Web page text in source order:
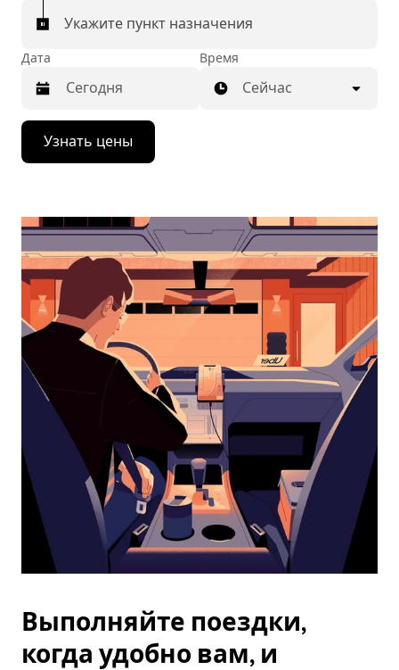
Укажите пункт назначения
Дата
Нажмите
стрелку
вниз,
календарю
выбрать
дату.
Чтобы
закрыть
календарь,
нажмите
Esc.
Время
Сейчас
Узнать цены
Выполняйте поездки,
когда удобно вам, и